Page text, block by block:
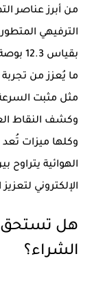
الترفيهي
ما يُعزز من
وكشف النقاط
وكلها ميزات تُعد
الإلكتروني
الشراء؟